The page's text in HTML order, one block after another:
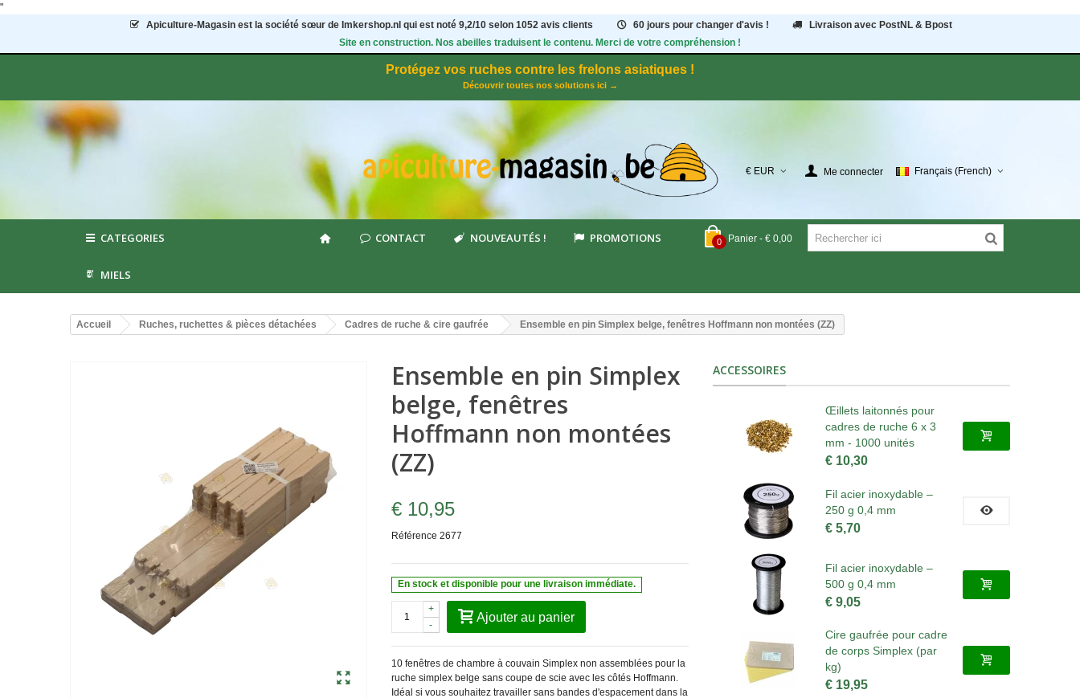
"
Apiculture-Magasin est la société sœur de Imkershop.nl qui est noté 9,2/10 selon 1052avis clients 60 jours pour changer d'avis !
Livraison avec PostNL & Bpost
Site en construction. Nos abeilles traduisent le contenu. Merci de votre compréhension !
Protégez vos ruches contre les frelons asiatiques !
Découvrir toutes nos solutions ici →
€ EUR Me connecter Français (French)
0 Panier - € 0,00
CATEGORIES CONTACT NOUVEAUTÉS ! PROMOTIONS
MIELS
Accueil Ruches, ruchettes & pièces détachées Cadres de ruche & cire gaufrée Ensemble en pin Simplex belge, fenêtres Hoffmann non montées (ZZ)
Ensemble en pin Simplex
belge, fenêtres
Hoffmann non montées
(ZZ)
€ 10,95
Référence 2677
En stock et disponible pour une livraison immédiate.
-
+
Ajouter au panier
10 fenêtres de chambre à couvain Simplex non assemblées pour la
ruche simplex belge sans coupe de scie avec les côtés Hoffmann.
Idéal si vous souhaitez travailler sans bandes d'espacement dans la
ACCESSOIRES
Œillets laitonnés pour
cadres de ruche 6 x 3
mm - 1000 unités
€ 10,30
Fil acier inoxydable –
250 g 0,4 mm
€ 5,70
Fil acier inoxydable –
500 g 0,4 mm
€ 9,05
Cire gaufrée pour cadre
de corps Simplex (par
kg)
€ 19,95